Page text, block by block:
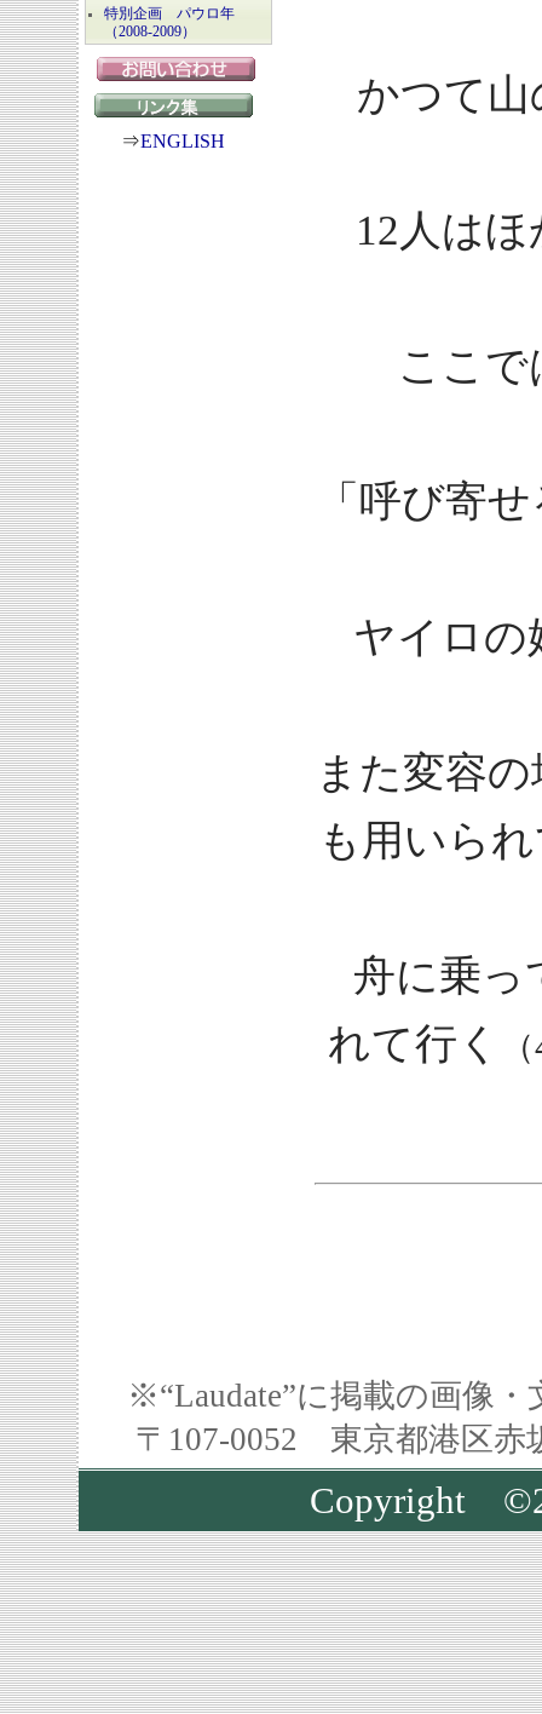
特別企画 パウロ年
（2008-2009）
⇒ENGLISH
かつて
12人は
ここ
「呼び寄
ヤイロの
また変容
も用いら
舟に乗っ
れて行く
※“Laudate”に掲載の画像
〒107-0052 東京都港区
Copyright